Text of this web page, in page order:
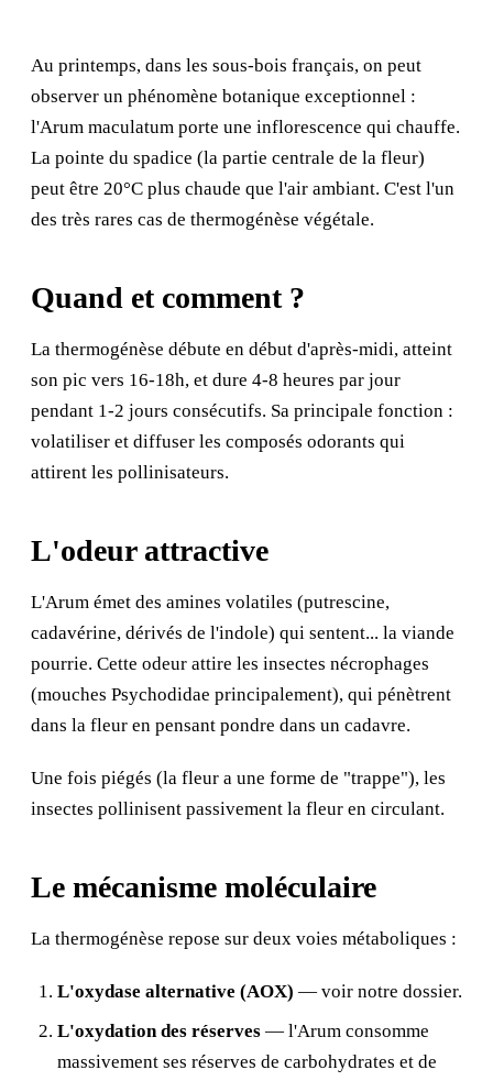
Au printemps, dans les sous-bois français, on peut
observer un phénomène botanique exceptionnel :
l'Arum maculatum porte une inflorescence qui chauffe.
La pointe du spadice (la partie centrale de la fleur)
peut être 20°C plus chaude que l'air ambiant. C'est l'un
des très rares cas de thermogénèse végétale.
Quand et comment ?
La thermogénèse débute en début d'après-midi, atteint
son pic vers 16-18h, et dure 4-8 heures par jour
pendant 1-2 jours consécutifs. Sa principale fonction :
volatiliser et diffuser les composés odorants qui
attirent les pollinisateurs.
L'odeur attractive
L'Arum émet des amines volatiles (putrescine,
cadavérine, dérivés de l'indole) qui sentent... la viande
pourrie. Cette odeur attire les insectes nécrophages
(mouches Psychodidae principalement), qui pénètrent
dans la fleur en pensant pondre dans un cadavre.
Une fois piégés (la fleur a une forme de "trappe"), les
insectes pollinisent passivement la fleur en circulant.
Le mécanisme moléculaire
La thermogénèse repose sur deux voies métaboliques :
L'oxydase alternative (AOX) — voir notre dossier.
L'oxydation des réserves — l'Arum consomme
massivement ses réserves de carbohydrates et de